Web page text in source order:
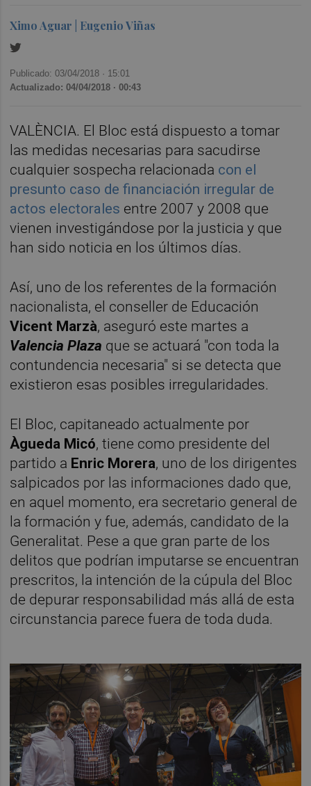
Ximo Aguar | Eugenio Viñas
Publicado: 03/04/2018 · 15:01
Actualizado: 04/04/2018 · 00:43
VALÈNCIA. El Bloc está dispuesto a tomar
las medidas necesarias para sacudirse
cualquier sospecha relacionada con el
presunto caso de financiación irregular de
actos electorales entre 2007 y 2008 que
vienen investigándose por la justicia y que
han sido noticia en los últimos días.
Así, uno de los referentes de la formación
nacionalista, el conseller de Educación
Vicent Marzà, aseguró este martes a
Valencia Plaza que se actuará "con toda la
contundencia necesaria" si se detecta que
existieron esas posibles irregularidades.
El Bloc, capitaneado actualmente por
Àgueda Micó, tiene como presidente del
partido a Enric Morera, uno de los dirigentes
salpicados por las informaciones dado que,
en aquel momento, era secretario general de
la formación y fue, además, candidato de la
Generalitat. Pese a que gran parte de los
delitos que podrían imputarse se encuentran
prescritos, la intención de la cúpula del Bloc
de depurar responsabilidad más allá de esta
circunstancia parece fuera de toda duda.